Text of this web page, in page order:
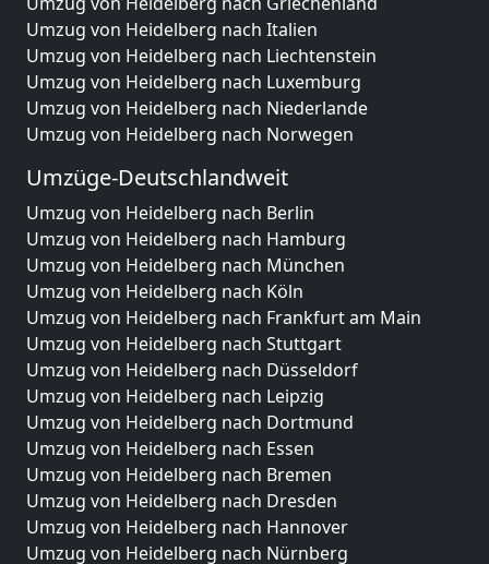
Umzug von Heidelberg nach Italien
Umzug von Heidelberg nach Liechtenstein
Umzug von Heidelberg nach Luxemburg
Umzug von Heidelberg nach Niederlande
Umzug von Heidelberg nach Norwegen
Umzüge-Deutschlandweit
Umzug von Heidelberg nach Berlin
Umzug von Heidelberg nach Hamburg
Umzug von Heidelberg nach München
Umzug von Heidelberg nach Köln
Umzug von Heidelberg nach Frankfurt am Main
Umzug von Heidelberg nach Stuttgart
Umzug von Heidelberg nach Düsseldorf
Umzug von Heidelberg nach Leipzig
Umzug von Heidelberg nach Dortmund
Umzug von Heidelberg nach Essen
Umzug von Heidelberg nach Bremen
Umzug von Heidelberg nach Dresden
Umzug von Heidelberg nach Hannover
Umzug von Heidelberg nach Nürnberg